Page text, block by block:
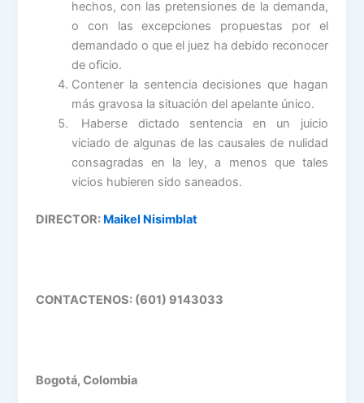
hechos, con las pretensiones de la demanda,
o con las excepciones propuestas por el
demandado o que el juez ha debido reconocer
de oficio.
Contener la sentencia decisiones que hagan
más gravosa la situación del apelante único.
Haberse dictado sentencia en un juicio
viciado de algunas de las causales de nulidad
consagradas en la ley, a menos que tales
vicios hubieren sido saneados.
DIRECTOR: Maikel Nisimblat
CONTACTENOS: (601) 9143033
Bogotá, Colombia